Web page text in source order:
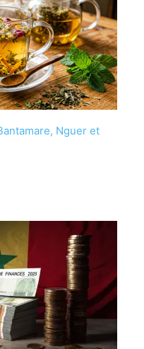
Nguer et